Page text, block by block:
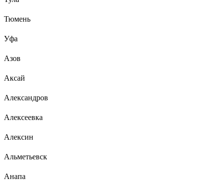
Тюмень
Уфа
Азов
Аксай
Александров
Алексеевка
Алексин
Альметьевск
Анапа